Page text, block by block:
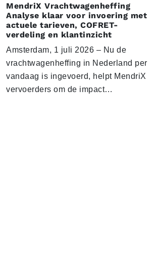
MendriX Vrachtwagenheffing
Analyse klaar voor invoering met
actuele tarieven, COFRET-
verdeling en klantinzicht
Amsterdam, 1 juli 2026 – Nu de
vrachtwagenheffing in Nederland per
vandaag is ingevoerd, helpt MendriX
vervoerders om de impact…